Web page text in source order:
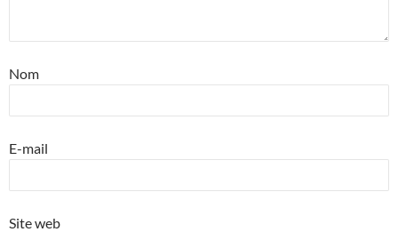
Nom
E-mail
Site web